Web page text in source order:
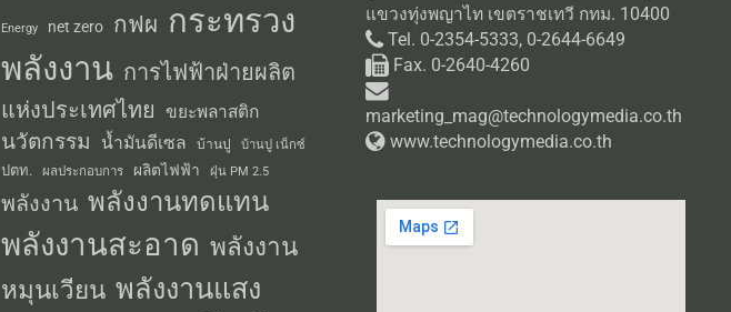
Energy net zero กฟผ กระทรวง
พลังงาน การไฟฟ้าฝ่ายผลิต
แห่งประเทศไทย
ขยะพลาสติก
นวัตกรรม น้ำมันดีเซล บ้านปู บ้านปู เน็กซ์
ปตท. ผลประกอบการ ผลิตไฟฟ้า ฝุ่น PM 2.5
พลังงาน พลังงานทดแทน
พลังงานสะอาด พลังงาน
หมุนเวียน พลังงานแสง
แขวงทุ่งพญาไท เขตราชเทวี กทม. 10400
Tel. 0-2354-5333, 0-2644-6649
Fax. 0-2640-4260
marketing_mag@technologymedia.co.th
www.technologymedia.co.th